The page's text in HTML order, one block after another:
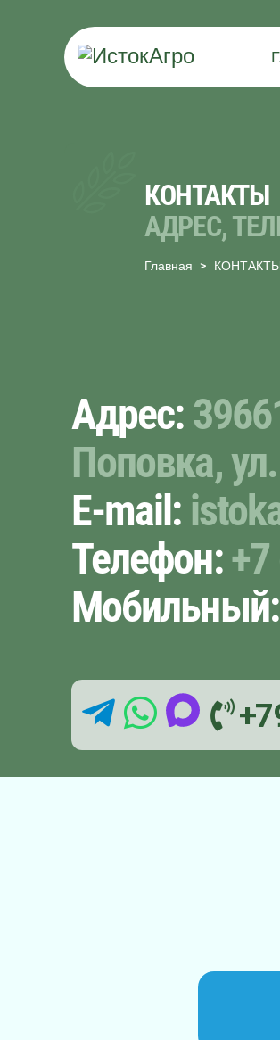
КОНТАКТЫ
АДРЕС,
Главная
Адрес:
Поповка,
E-mail:
Телефон:
Мобильный: